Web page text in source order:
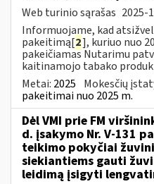
Web turinio sąrašas 2025-
Informuojame, kad
pakeitimą[2], kuriuo nuo
pakeičiamas Nutarimu
kaitinamojo tabako
Metai: 2025 Mokesčių
pakeitimai nuo 2025 m.
Dėl VMI prie FM
d. įsakymo Nr. V-131
teikimo pokyčiai
siekiantiems gauti
leidimą įsigyti